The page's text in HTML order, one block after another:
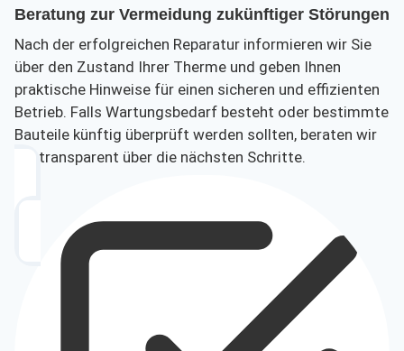
Beratung zur Vermeidung zukünftiger Störungen
Nach der erfolgreichen Reparatur informieren wir Sie
über den Zustand Ihrer Therme und geben Ihnen
praktische Hinweise für einen sicheren und effizienten
Betrieb. Falls Wartungsbedarf besteht oder bestimmte
Bauteile künftig überprüft werden sollten, beraten wir
Sie transparent über die nächsten Schritte.